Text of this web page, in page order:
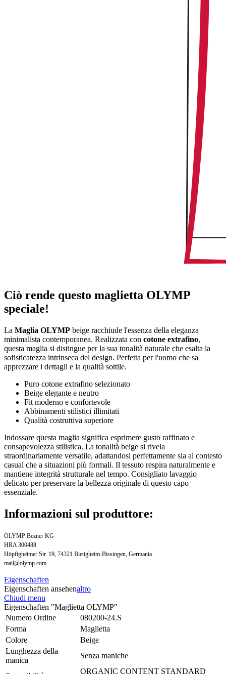
Ciò rende questo maglietta OLYMP
speciale!
La Maglia OLYMP beige racchiude l'essenza della eleganza
minimalista contemporanea. Realizzata con cotone extrafino,
questa maglia si distingue per la sua tonalità naturale che esalta la
sofisticatezza intrinseca del design. Perfetta per l'uomo che sa
apprezzare i dettagli e la qualità sottile.
Puro cotone extrafino selezionato
Beige elegante e neutro
Fit moderno e confortevole
Abbinamenti stilistici illimitati
Qualità costruttiva superiore
Indossare questa maglia significa esprimere gusto raffinato e
consapevolezza stilistica. La tonalità beige si rivela
straordinariamente versatile, adattandosi perfettamente sia al contesto
casual che a situazioni più formali. Il tessuto respira naturalmente e
mantiene integrità strutturale nel tempo. Consigliato lavaggio
delicato per preservare la bellezza originale di questo capo
essenziale.
Informazioni sul produttore:
OLYMP Bezner KG
HRA 300488
Höpfigheimer Str. 19, 74321 Bietigheim-Bissingen, Germania
mail@olymp.com
Eigenschaften
Eigenschaften ansehenaltro
Chiudi menu
Eigenschaften "Maglietta OLYMP"
Numero Ordine
080200-24.S
Forma
Maglietta
Colore
Beige
Lunghezza della
manica
Senza maniche
ORGANIC CONTENT STANDARD